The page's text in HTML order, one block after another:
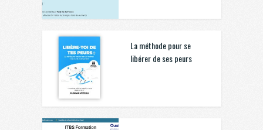
La méthode pour se
libérer de ses peurs